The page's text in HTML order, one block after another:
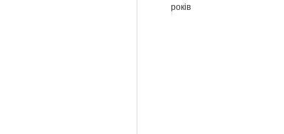
років